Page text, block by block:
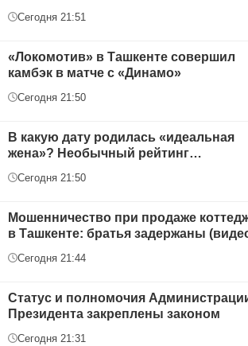
Сегодня 21:51
«Локомотив» в Ташкенте совершил
камбэк в матче с «Динамо»
Сегодня 21:50
В какую дату родилась «идеальная
жена»? Необычный рейтинг…
Сегодня 21:50
Мошенничество при продаже
в Ташкенте: братья задержаны
Сегодня 21:44
Статус и полномочия
Президента закреплены законом
Сегодня 21:31